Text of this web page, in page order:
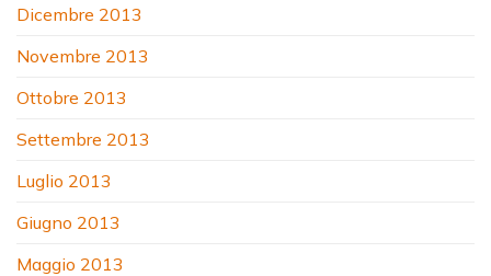
Dicembre 2013
Novembre 2013
Ottobre 2013
Settembre 2013
Luglio 2013
Giugno 2013
Maggio 2013